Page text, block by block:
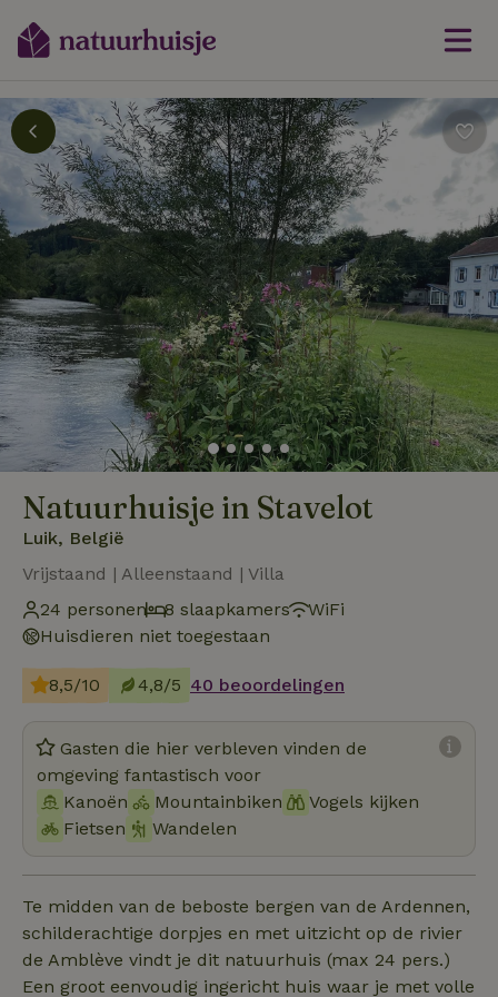
Natuurhuisje in Stavelot
Luik, België
Vrijstaand | Alleenstaand | Villa
24 personen
8 slaapkamers
WiFi
Huisdieren niet toegestaan
8,5/10 4,8/5 40 beoordelingen
Gasten die hier verbleven vinden de
omgeving fantastisch voor
Kanoën
Mountainbiken
Vogels kijken
Fietsen
Wandelen
Te midden van de beboste bergen van de Ardennen,
schilderachtige dorpjes en met uitzicht op de rivier
de Amblève vindt je dit natuurhuis (max 24 pers.)
Een groot eenvoudig ingericht huis waar je met volle